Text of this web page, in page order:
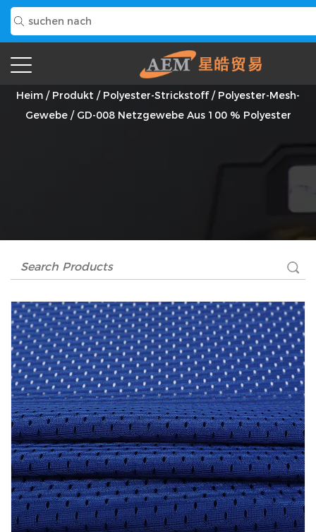
GD-008 Netzgewebe Aus 100 % Polyester Anbieter
Heim / Produkt / Polyester-Strickstoff/ Polyester-Mesh-
Gewebe/ GD-008 Netzgewebe Aus 100 % Polyester